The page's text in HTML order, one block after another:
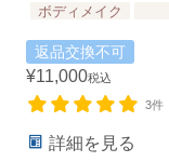
ボディメイク
返品交換不可
¥11,000税込
3件
詳細を見る